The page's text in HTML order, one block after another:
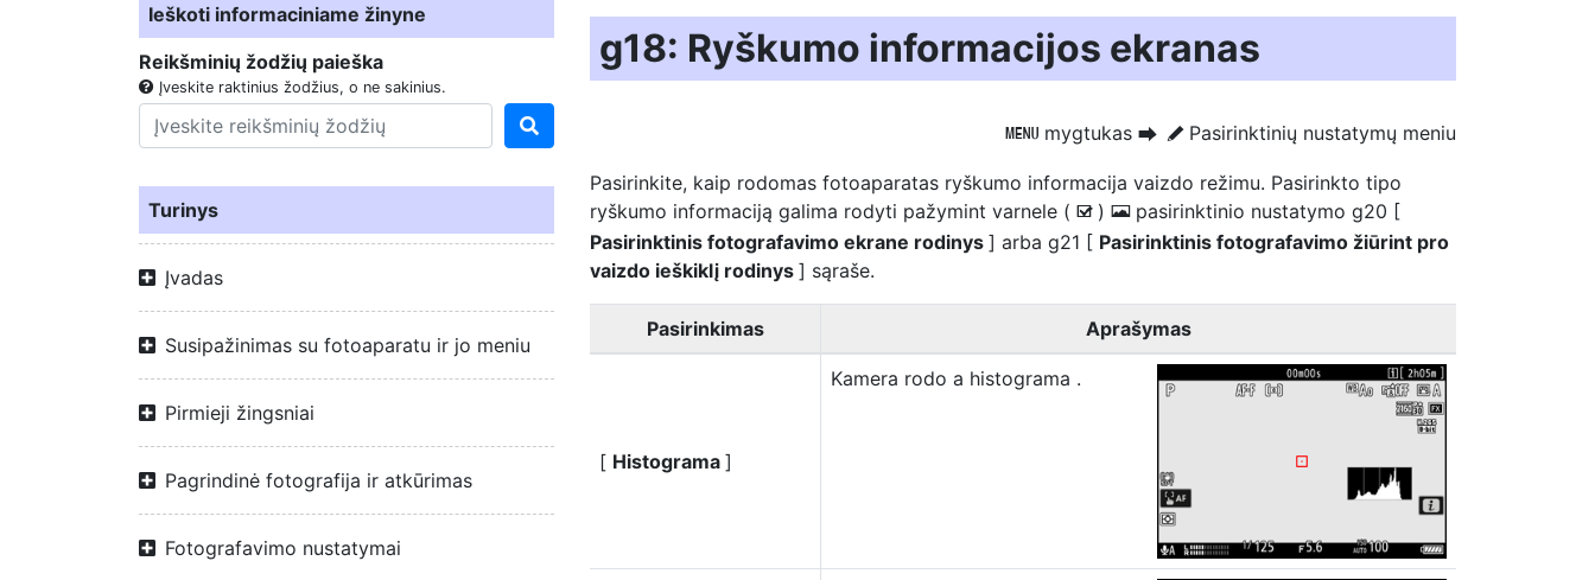
Ieškoti informaciniame žinyne
Reikšminių žodžių paieška
Įveskite raktinius žodžius, o ne sakinius.
Turinys
Įvadas
Susipažinimas su fotoaparatu ir jo meniu
Pirmieji žingsniai
Pagrindinė fotografija ir atkūrimas
Fotografavimo nustatymai
g18: Ryškumo informacijos ekranas
G mygtukas U A Pasirinktinių nustatymų meniu
Pasirinkite, kaip rodomas fotoaparatas ryškumo informacija vaizdo režimu. Pasirinkto tipo
ryškumo informaciją galima rodyti pažymint varnele ( M ) E pasirinktinio nustatymo g20 [
Pasirinktinis fotografavimo ekrane rodinys ] arba g21 [ Pasirinktinis fotografavimo žiūrint pro
vaizdo ieškiklį rodinys ] sąraše.
Pasirinkimas Aprašymas
[ Histograma ]
Kamera rodo a histograma .